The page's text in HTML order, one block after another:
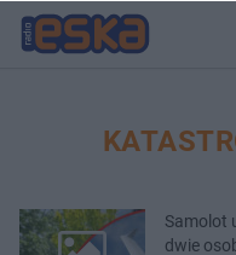
Samolot
dwie